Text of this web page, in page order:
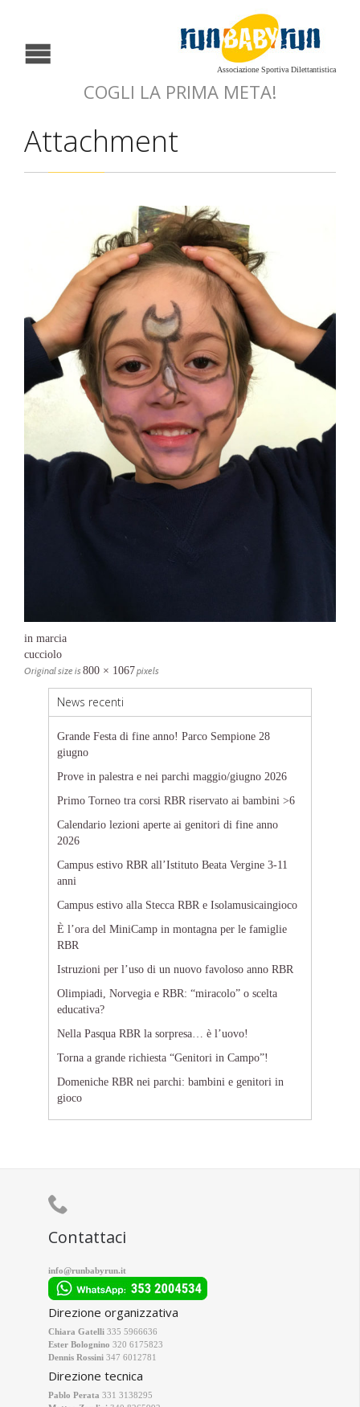
Associazione Sportiva Dilettantistica
COGLI LA PRIMA META!
Attachment
in marcia
cucciolo
Original size is800 × 1067pixels
News recenti
Grande Festa di fine anno! Parco Sempione 28
giugno
Prove in palestra e nei parchi maggio/giugno 2026
Primo Torneo tra corsi RBR riservato ai bambini >6
Calendario lezioni aperte ai genitori di fine anno
2026
Campus estivo RBR all’Istituto Beata Vergine 3-11
anni
Campus estivo alla Stecca RBR e Isolamusicaingioco
È l’ora del MiniCamp in montagna per le famiglie
RBR
Istruzioni per l’uso di un nuovo favoloso anno RBR
Olimpiadi, Norvegia e RBR: “miracolo” o scelta
educativa?
Nella Pasqua RBR la sorpresa… è l’uovo!
Torna a grande richiesta “Genitori in Campo”!
Domeniche RBR nei parchi: bambini e genitori in
gioco

Contattaci
info@runbabyrun.it
Direzione organizzativa
Chiara Gatelli 335 5966636
Ester Bolognino 320 6175823
Dennis Rossini 347 6012781
Direzione tecnica
Pablo Perata 331 3138295